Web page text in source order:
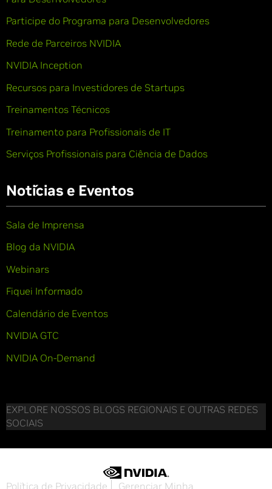
Participe do Programa para Desenvolvedores
Rede de Parceiros NVIDIA
NVIDIA Inception
Recursos para Investidores de Startups
Treinamentos Técnicos
Treinamento para Profissionais de IT
Serviços Profissionais para Ciência de Dados
Notícias e Eventos
Sala de Imprensa
Blog da NVIDIA
Webinars
Fiquei Informado
Calendário de Eventos
NVIDIA GTC
NVIDIA On-Demand
EXPLORE NOSSOS BLOGS REGIONAIS E OUTRAS REDES
SOCIAIS
Política de Privacidade Gerenciar Minha